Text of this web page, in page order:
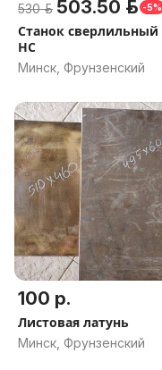
530 р. 503.50 р. -5%
Станок сверлильный 2
НС
Минск, Фрунзенский
100 р.
Листовая латунь
Минск, Фрунзенский